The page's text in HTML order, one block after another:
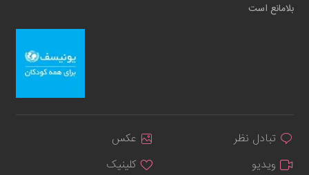
بلامانع است
تبادل نظر
عکس
ویدیو
کلینیک